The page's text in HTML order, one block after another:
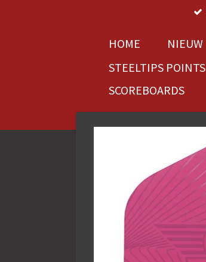
HOME NIEUW
STEELTIPS POINTS
SCOREBOARDS